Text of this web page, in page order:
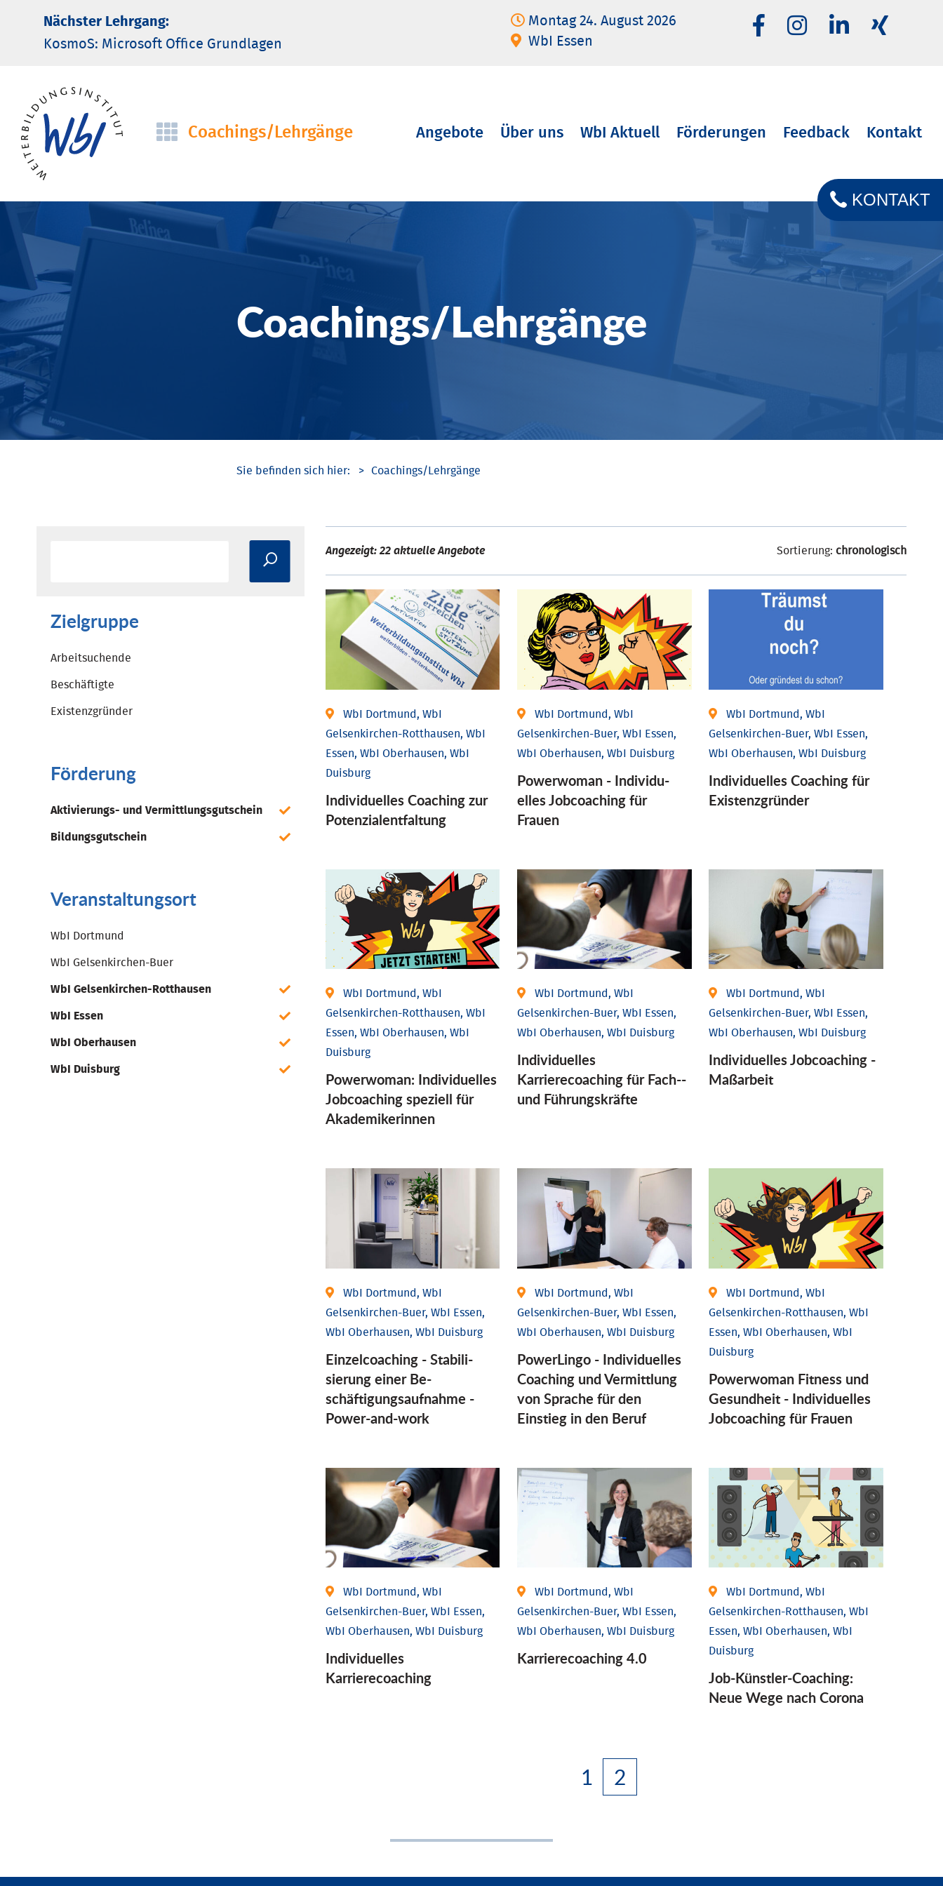
Nächster Lehrgang:
KosmoS: Microsoft Office Grund­lagen
Montag 24. August 2026
WbI Essen
Navigation
Coachings/­Lehrgänge
Navigation
Angebote Über uns WbI Aktuell Förderungen Feedback Kontakt
Coachings/­Lehrgänge
KONTAKT
Coachings/­Lehrgänge
Zielgruppe
Arbeitsuchende
Beschäftigte
Existenzgründer
Förderung
Aktivierungs- und Vermittlungsgutschein
Bildungsgutschein
Veranstaltungsort
WbI Dortmund
WbI Gelsenkirchen-Buer
WbI Gelsenkirchen-Rotthausen
WbI Essen
WbI Oberhausen
WbI Duisburg
Angezeigt: 22 aktuelle Angebote Sortierung: chronologisch
WbI Dortmund, WbI
Gelsenkirchen-Rotthausen, WbI
Essen, WbI Oberhausen, WbI
Duisburg
Individuelles Coaching zur
Potenzialentfaltung
WbI Dortmund, WbI
Gelsenkirchen-Buer, WbI Essen,
WbI Oberhausen, WbI Duisburg
Powerwoman - Individu­
elles Job­coaching für
Frauen
WbI Dortmund, WbI
Gelsenkirchen-Buer, WbI Essen,
WbI Oberhausen, WbI Duisburg
Individu­elles Coaching für
Existenz­gründer
WbI Dortmund, WbI
Gelsenkirchen-Rotthausen, WbI
Essen, WbI Oberhausen, WbI
Duisburg
Powerwoman: Individu­elles
Job­coaching speziell für
Aka­demiker­innen
WbI Dortmund, WbI
Gelsenkirchen-Buer, WbI Essen,
WbI Oberhausen, WbI Duisburg
Individu­elles
Karrierecoaching für Fach-­
und Führungs­kräfte
WbI Dortmund, WbI
Gelsenkirchen-Buer, WbI Essen,
WbI Oberhausen, WbI Duisburg
Individu­elles Job­coaching -
Maßarbeit
WbI Dortmund, WbI
Gelsenkirchen-Buer, WbI Essen,
WbI Oberhausen, WbI Duisburg
Einzel­coaching - Stabili­
sierung einer Be­
schäftigungs­aufnahme -
Power-and-work
WbI Dortmund, WbI
Gelsenkirchen-Buer, WbI Essen,
WbI Oberhausen, WbI Duisburg
PowerLingo - Individuelles
Coaching und Vermittlung
von Sprache für den
Einstieg in den Beruf
WbI Dortmund, WbI
Gelsenkirchen-Rotthausen, WbI
Essen, WbI Oberhausen, WbI
Duisburg
Powerwoman Fitness und
Gesund­heit - Individu­elles
Job­coaching für Frauen
WbI Dortmund, WbI
Gelsenkirchen-Buer, WbI Essen,
WbI Oberhausen, WbI Duisburg
Individu­elles
Karrierecoaching
WbI Dortmund, WbI
Gelsenkirchen-Buer, WbI Essen,
WbI Oberhausen, WbI Duisburg
Karriere­coaching 4.0
WbI Dortmund, WbI
Gelsenkirchen-Rotthausen, WbI
Essen, WbI Oberhausen, WbI
Duisburg
Job-Künstler-Coaching:
Neue Wege nach Corona
1 2